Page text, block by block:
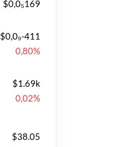
$0,0₅169
$0,0₉-411
0,80%
$1.69k
0,02%
$38.05